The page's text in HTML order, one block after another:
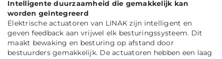
Intelligente duurzaamheid die gemakkelijk kan
worden geïntegreerd
Elektrische actuatoren van LINAK zijn intelligent en
geven feedback aan vrijwel elk besturingssysteem. Dit
maakt bewaking en besturing op afstand door
bestuurders gemakkelijk. De actuatoren hebben een laag